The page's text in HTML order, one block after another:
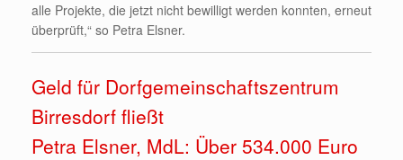
alle Projekte, die jetzt nicht bewilligt werden konnten, erneut
überprüft,“ so Petra Elsner.
Geld für Dorfgemeinschaftszentrum
Birresdorf fließt
Petra Elsner, MdL: Über 534.000 Euro